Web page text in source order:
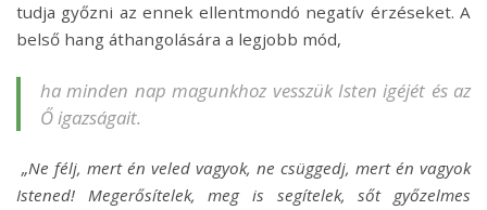
tudja győzni az ennek ellentmondó negatív érzéseket. A
belső hang áthangolására a legjobb mód,
ha minden nap magunkhoz vesszük Isten igéjét és az
Ő igazságait.
„Ne félj, mert én veled vagyok, ne csüggedj, mert én vagyok
Istened! Megerősítelek, meg is segítelek, sőt győzelmes